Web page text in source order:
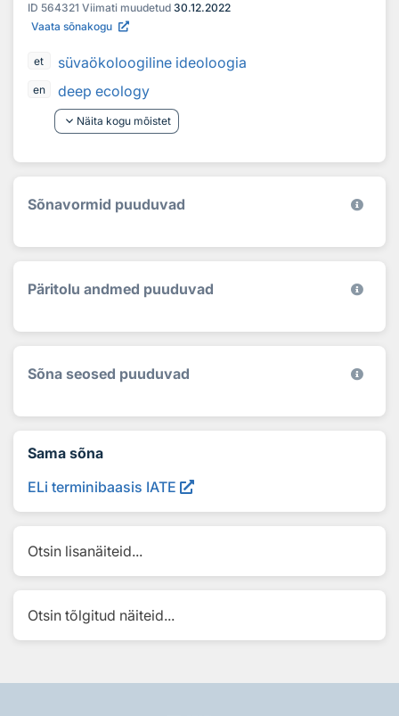
ID 564321 Viimati muudetud 30.12.2022
Vaata sõnakogu
et süvaökoloogiline ideoloogia
en
deep ecology
keyboard_arrow_down Näita kogu mõistet
Sõnavormid puuduvad
Päritolu andmed puuduvad
Sõna seosed puuduvad
Sama sõna
ELi terminibaasis IATE
Otsin lisanäiteid...
Otsin tõlgitud näiteid...